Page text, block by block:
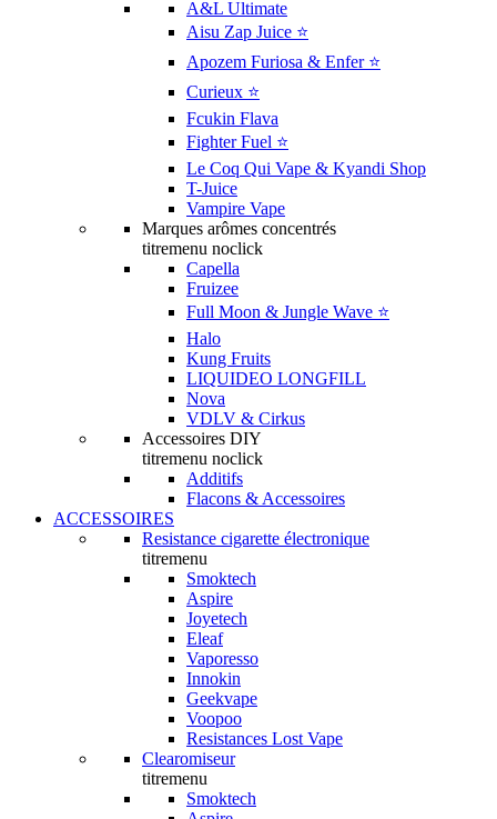
A&L Ultimate
Aisu Zap Juice ⭐️
Apozem Furiosa & Enfer ⭐️
Curieux ⭐️
Fcukin Flava
Fighter Fuel ⭐️
Le Coq Qui Vape & Kyandi Shop
T-Juice
Vampire Vape
Marques arômes concentrés
titremenu noclick
Capella
Fruizee
Full Moon & Jungle Wave ⭐️
Halo
Kung Fruits
LIQUIDEO LONGFILL
Nova
VDLV & Cirkus
Accessoires DIY
titremenu noclick
Additifs
Flacons & Accessoires
ACCESSOIRES
Resistance cigarette électronique
titremenu
Smoktech
Aspire
Joyetech
Eleaf
Vaporesso
Innokin
Geekvape
Voopoo
Resistances Lost Vape
Clearomiseur
titremenu
Smoktech